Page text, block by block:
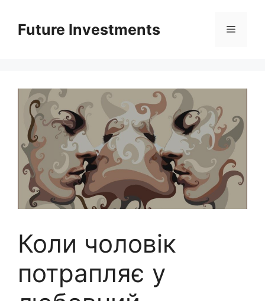
вмістуFuture Investments Меню
Коли чоловік
потрапляє у